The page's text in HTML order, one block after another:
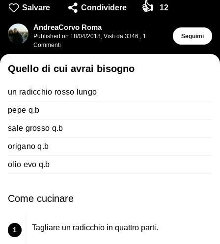
Salvare Condividere 👍 12
AndreaCorvo Roma
Published on 18/04/2018, Visti da 3346 , 1
Commenti
Seguimi
Quello di cui avrai bisogno
un radicchio rosso lungo
pepe q.b
sale grosso q.b
origano q.b
olio evo q.b
Come cucinare
1 Tagliare un radicchio in quattro parti.